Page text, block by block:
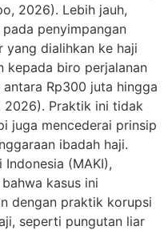
2026). Lebih jauh,
penyimpangan
yang dialihkan ke haji
kepada biro perjalanan
Rp300 juta hingga
2026). Praktik ini tidak
juga mencederai prinsip
ibadah haji.
(MAKI),
kasus ini
dengan praktik korupsi
seperti pungutan liar